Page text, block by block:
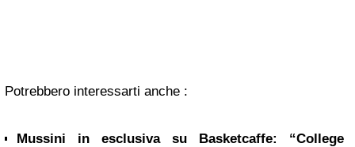
Potrebbero interessarti anche :
Mussini in esclusiva su Basketcaffe: “College